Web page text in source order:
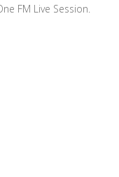
FM Live Session.